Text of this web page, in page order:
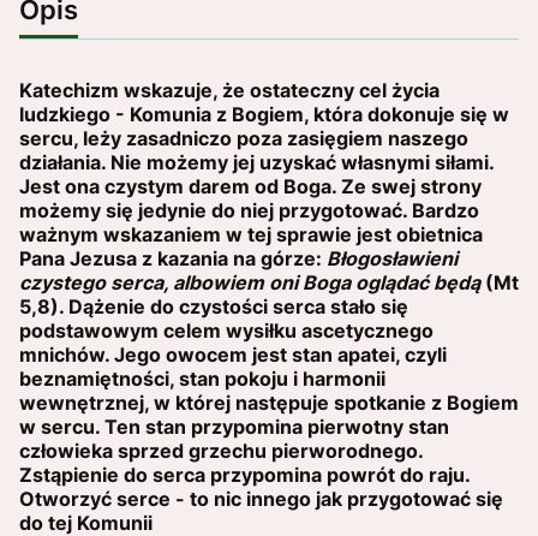
Opis
Katechizm wskazuje, że ostateczny cel życia
ludzkiego - Komunia z Bogiem, która dokonuje się w
sercu, leży zasadniczo poza zasięgiem naszego
działania. Nie możemy jej uzyskać własnymi siłami.
Jest ona czystym darem od Boga. Ze swej strony
możemy się jedynie do niej przygotować. Bardzo
ważnym wskazaniem w tej sprawie jest obietnica
Pana Jezusa z kazania na górze: Błogosła­wieni
czystego serca, albowiem oni Boga oglądać będą(Mt
5,8). Dążenie do czystości serca stało się
podstawowym celem wysiłku ascetycznego
mnichów. Jego owocem jest stan apatei, czyli
beznamiętności, stan pokoju i harmonii
wewnętrznej, w której następuje spotkanie z Bogiem
w sercu. Ten stan przypomina pierwotny stan
człowieka sprzed grzechu pierworodnego.
Zstąpienie do serca przypomina powrót do raju.
Otworzyć serce - to nic innego jak przygotować się
do tej Komunii